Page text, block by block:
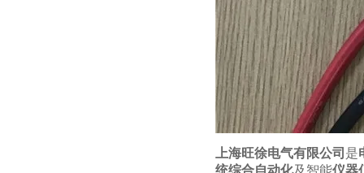
上海旺徐电气有限公司 是
统综合自动化及智能仪器